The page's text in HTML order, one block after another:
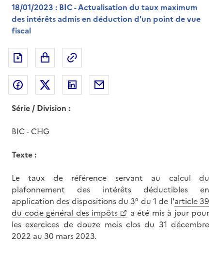
18/01/2023 : BIC - Actualisation du taux maximum
des intérêts admis en déduction d'un point de vue
fiscal
Exporter le document au format pdf
Partager sur Facebook
Partager sur Twitter
Partager sur LinkedIn
Série / Division :
BIC - CHG
Texte :
Le taux de référence servant au calcul du
plafonnement des intérêts déductibles en
application des dispositions du 3° du 1 de l'article 39
du code général des impôts
a été mis à jour pour
les exercices de douze mois clos du 31 décembre
2022 au 30 mars 2023.